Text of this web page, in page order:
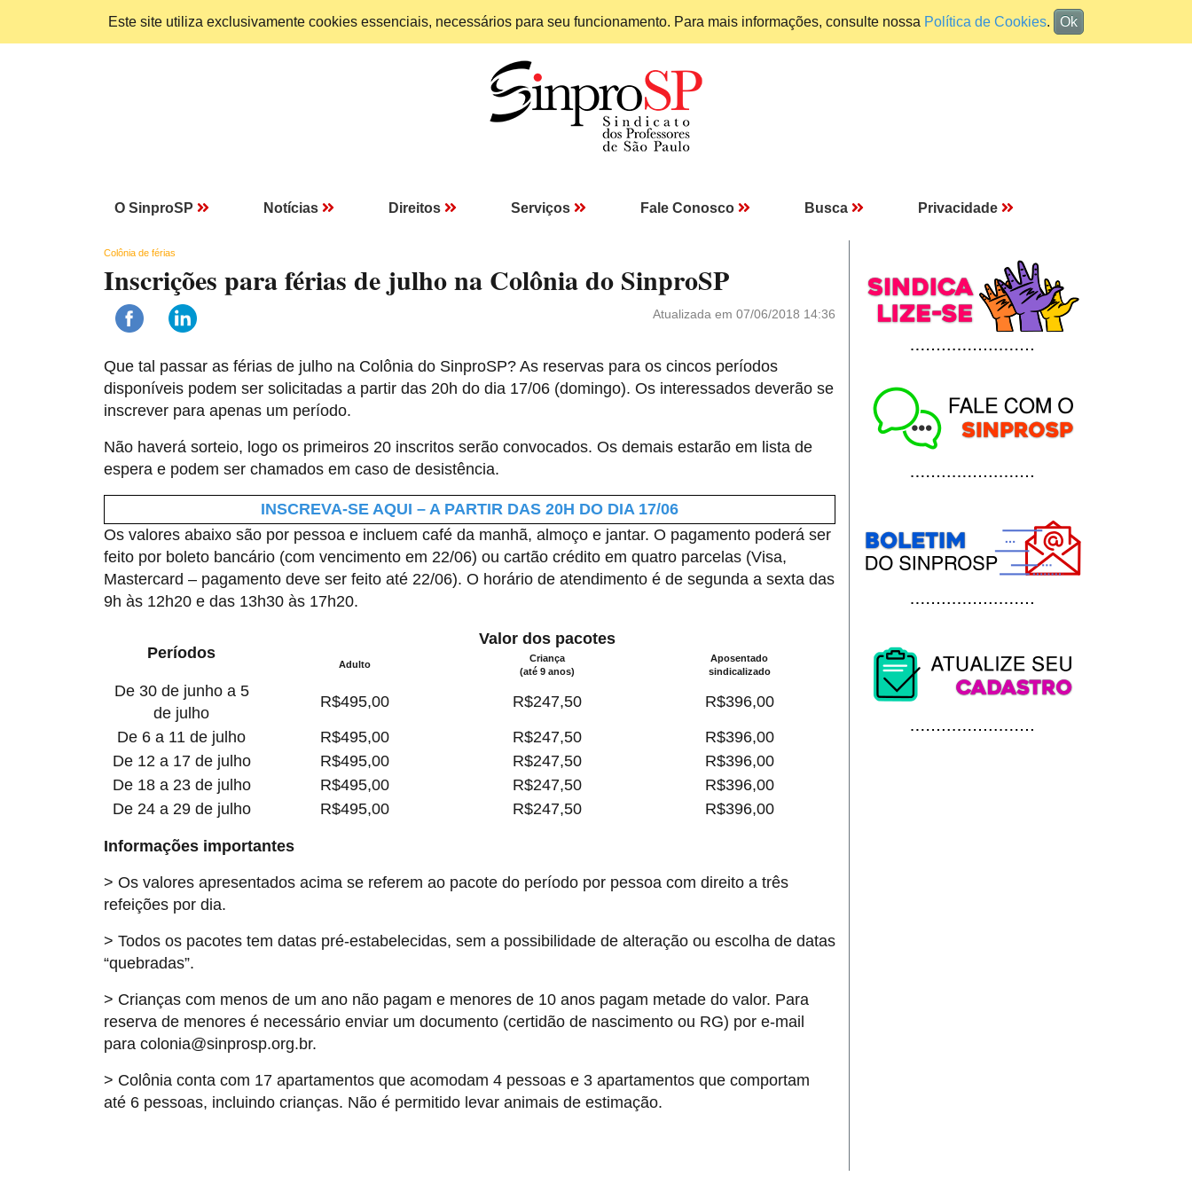
Este site utiliza exclusivamente cookies essenciais, necessários para seu funcionamento. Para mais informações, consulte nossa Política de Cookies. Ok
O SinproSP Notícias Direitos Serviços Fale Conosco Busca Privacidade
Colônia de férias
Inscrições para férias de julho na Colônia do SinproSP
Atualizada em 07/06/2018 14:36
Que tal passar as férias de julho na Colônia do SinproSP? As reservas para os cincos períodos
disponíveis podem ser solicitadas a partir das 20h do dia 17/06 (domingo). Os interessados deverão se
inscrever para apenas um período.
Não haverá sorteio, logo os primeiros 20 inscritos serão convocados. Os demais estarão em lista de
espera e podem ser chamados em caso de desistência.
INSCREVA-SE AQUI – A PARTIR DAS 20H DO DIA 17/06
Os valores abaixo são por pessoa e incluem café da manhã, almoço e jantar. O pagamento poderá ser
feito por boleto bancário (com vencimento em 22/06) ou cartão crédito em quatro parcelas (Visa,
Mastercard – pagamento deve ser feito até 22/06). O horário de atendimento é de segunda a sexta das
9h às 12h20 e das 13h30 às 17h20.
Períodos
Valor dos pacotes
Adulto
Criança
(até 9 anos)
Aposentado
sindicalizado
De 30 de junho a 5
de julho
R$495,00 R$247,50
R$396,00
De 6 a 11 de julho
R$495,00 R$247,50
R$396,00
De 12 a 17 de julho
R$495,00 R$247,50
R$396,00
De 18 a 23 de julho
R$495,00 R$247,50
R$396,00
De 24 a 29 de julho
R$495,00 R$247,50 R$396,00
Informações importantes
> Os valores apresentados acima se referem ao pacote do período por pessoa com direito a três
refeições por dia.
> Todos os pacotes tem datas pré-estabelecidas, sem a possibilidade de alteração ou escolha de datas
“quebradas”.
> Crianças com menos de um ano não pagam e menores de 10 anos pagam metade do valor. Para
reserva de menores é necessário enviar um documento (certidão de nascimento ou RG) por e-mail
para colonia@sinprosp.org.br.
> Colônia conta com 17 apartamentos que acomodam 4 pessoas e 3 apartamentos que comportam
até 6 pessoas, incluindo crianças. Não é permitido levar animais de estimação.